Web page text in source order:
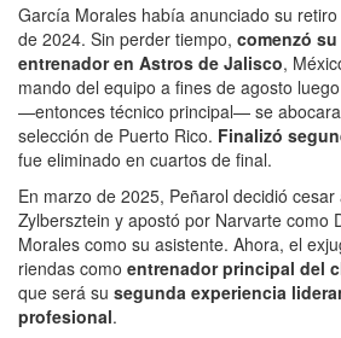
García Morales había anunciado su
de 2024. Sin perder tiempo, comenzó
entrenador en Astros de Jalisco,
mando del equipo a fines de agosto
—entonces técnico principal— se
selección de Puerto Rico. Finalizó
fue eliminado en cuartos de final.
En marzo de 2025, Peñarol decidió cesar
Zylbersztein y apostó por Narvarte como
Morales como su asistente. Ahora, el
riendas como entrenador principal del
que será su segunda experiencia
profesional.